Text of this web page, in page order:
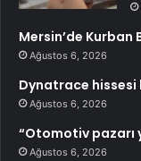
Mersin’de Kurban
Ağustos 6, 2026
Dynatrace hissesi
Ağustos 6, 2026
“Otomotiv pazarı
Ağustos 6, 2026